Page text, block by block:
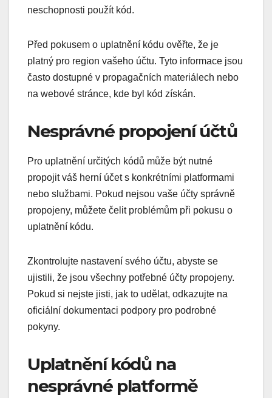
neschopnosti použít kód.
Před pokusem o uplatnění kódu ověřte, že je
platný pro region vašeho účtu. Tyto informace jsou
často dostupné v propagačních materiálech nebo
na webové stránce, kde byl kód získán.
Nesprávné propojení účtů
Pro uplatnění určitých kódů může být nutné
propojit váš herní účet s konkrétními platformami
nebo službami. Pokud nejsou vaše účty správně
propojeny, můžete čelit problémům při pokusu o
uplatnění kódu.
Zkontrolujte nastavení svého účtu, abyste se
ujistili, že jsou všechny potřebné účty propojeny.
Pokud si nejste jisti, jak to udělat, odkazujte na
oficiální dokumentaci podpory pro podrobné
pokyny.
Uplatnění kódů na
nesprávné platformě